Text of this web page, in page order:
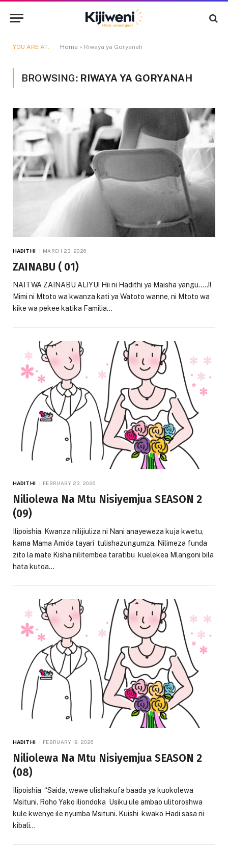
YOU ARE AT: Home » Riwaya ya Goryanah
BROWSING: RIWAYA YA GORYANAH
HADITHI MARCH 23, 2026
ZAINABU ( 01)
NAITWA ZAINABU ALIYU! Hii ni Hadithi ya Maisha yangu…..!!
Mimi ni Mtoto wa kwanza kati ya Watoto wanne, ni Mtoto wa
kike wa pekee katika Familia…
HADITHI FEBRUARY 23, 2026
Niliolewa Na Mtu Nisiyemjua SEASON 2
(09)
Ilipoishia Kwanza nilijiuliza ni Nani anayeweza kuja kwetu,
kama Mama Amida tayari tulishazungumza. Nilimeza funda
zito la mate Kisha nilitembea taratibu kuelekea Mlangoni bila
hata kutoa…
HADITHI FEBRUARY 19, 2026
Niliolewa Na Mtu Nisiyemjua SEASON 2
(08)
Ilipoishia “Saida, wewe ulishakufa baada ya kuokolewa
Msituni. Roho Yako iliondoka Usiku ule ambao ulitoroshwa
kule kwenye ile nyumba Msituni. Kuishi kwako Hadi sasa ni
kibali…